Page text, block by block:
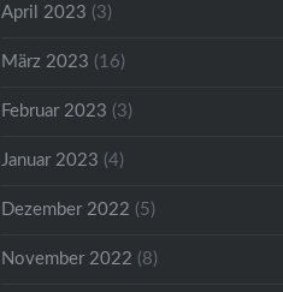
April 2023 (3)
März 2023 (16)
Februar 2023 (3)
Januar 2023 (4)
Dezember 2022 (5)
November 2022 (8)